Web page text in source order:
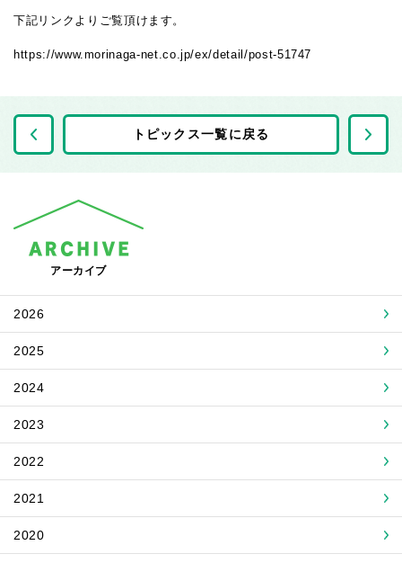
下記リンクよりご覧頂けます。
https://www.morinaga-net.co.jp/ex/detail/post-51747
トピックス一覧に戻る
アーカイブ
2026
2025
2024
2023
2022
2021
2020